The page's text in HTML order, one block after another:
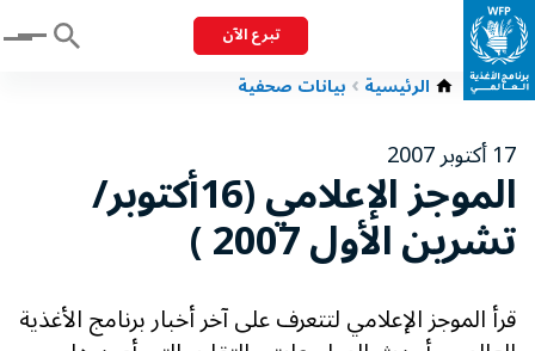
تبرع الآن Menu
الرئيسية بيانات صحفية
17 أكتوبر 2007 الموجز الإعلامي (16أكتوبر/
تشرين الأول 2007 )
قرأ الموجز الإعلامي لتتعرف على آخر أخبار برنامج الأغذية